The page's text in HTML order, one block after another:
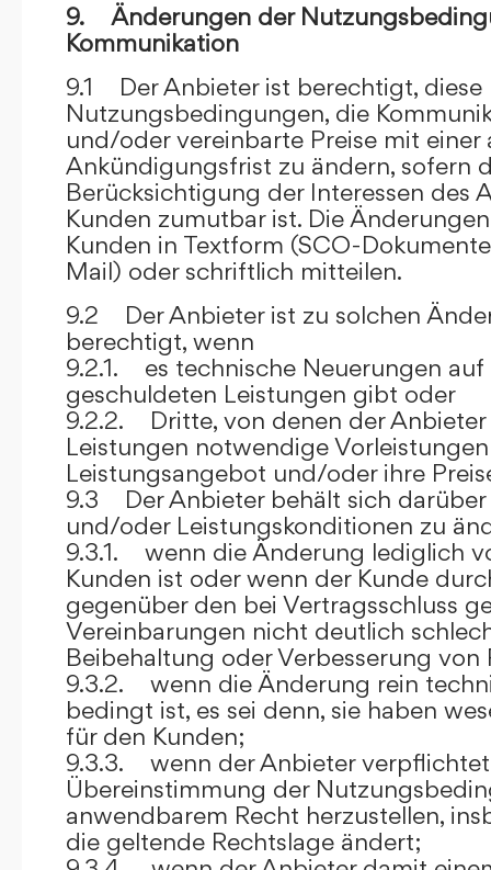
9. Änderungen der
Kommunikation
9.1 Der Anbieter ist berechtigt, diese
Nutzungsbedingungen, die
und/oder vereinbarte Preise mit einer
Ankündigungsfrist zu ändern, sofern
Berücksichtigung der Interessen des
Kunden zumutbar ist. Die
Kunden in Textform (SCO-
Mail) oder schriftlich mitteilen.
9.2 Der Anbieter ist zu solchen
berechtigt, wenn
9.2.1. es technische Neuerungen
geschuldeten Leistungen gibt oder
9.2.2. Dritte, von denen der Anbieter
Leistungen notwendige
Leistungsangebot und/oder ihre
9.3 Der Anbieter behält sich darüber
und/oder Leistungskonditionen zu
9.3.1. wenn die Änderung lediglich
Kunden ist oder wenn der Kunde
gegenüber den bei Vertragsschluss
Vereinbarungen nicht deutlich
Beibehaltung oder Verbesserung
9.3.2. wenn die Änderung rein
bedingt ist, es sei denn, sie haben
für den Kunden;
9.3.3. wenn der Anbieter verpflichtet
Übereinstimmung der
anwendbarem Recht herzustellen,
die geltende Rechtslage ändert;